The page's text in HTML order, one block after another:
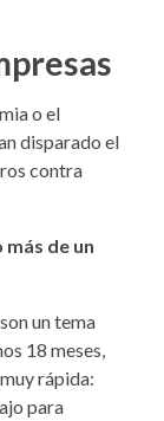
o el
disparado el
contra
de un
un tema
18 meses,
rápida:
para